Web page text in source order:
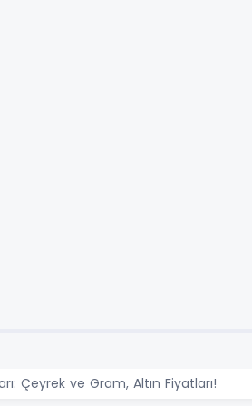
Çeyrek ve Gram, Altın Fiyatları!